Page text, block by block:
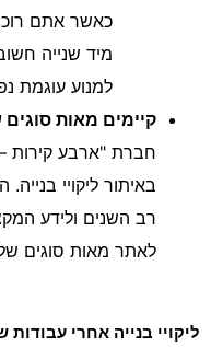
כאשר אתם
מיד שנייה
למנוע עוגמת
קיימים מאות סוגים
חברת "ארבע קירות
באיתור ליקויי
רב השנים ולידע
לאתר מאות סוגים של
ליקויי בנייה אחרי עבודות